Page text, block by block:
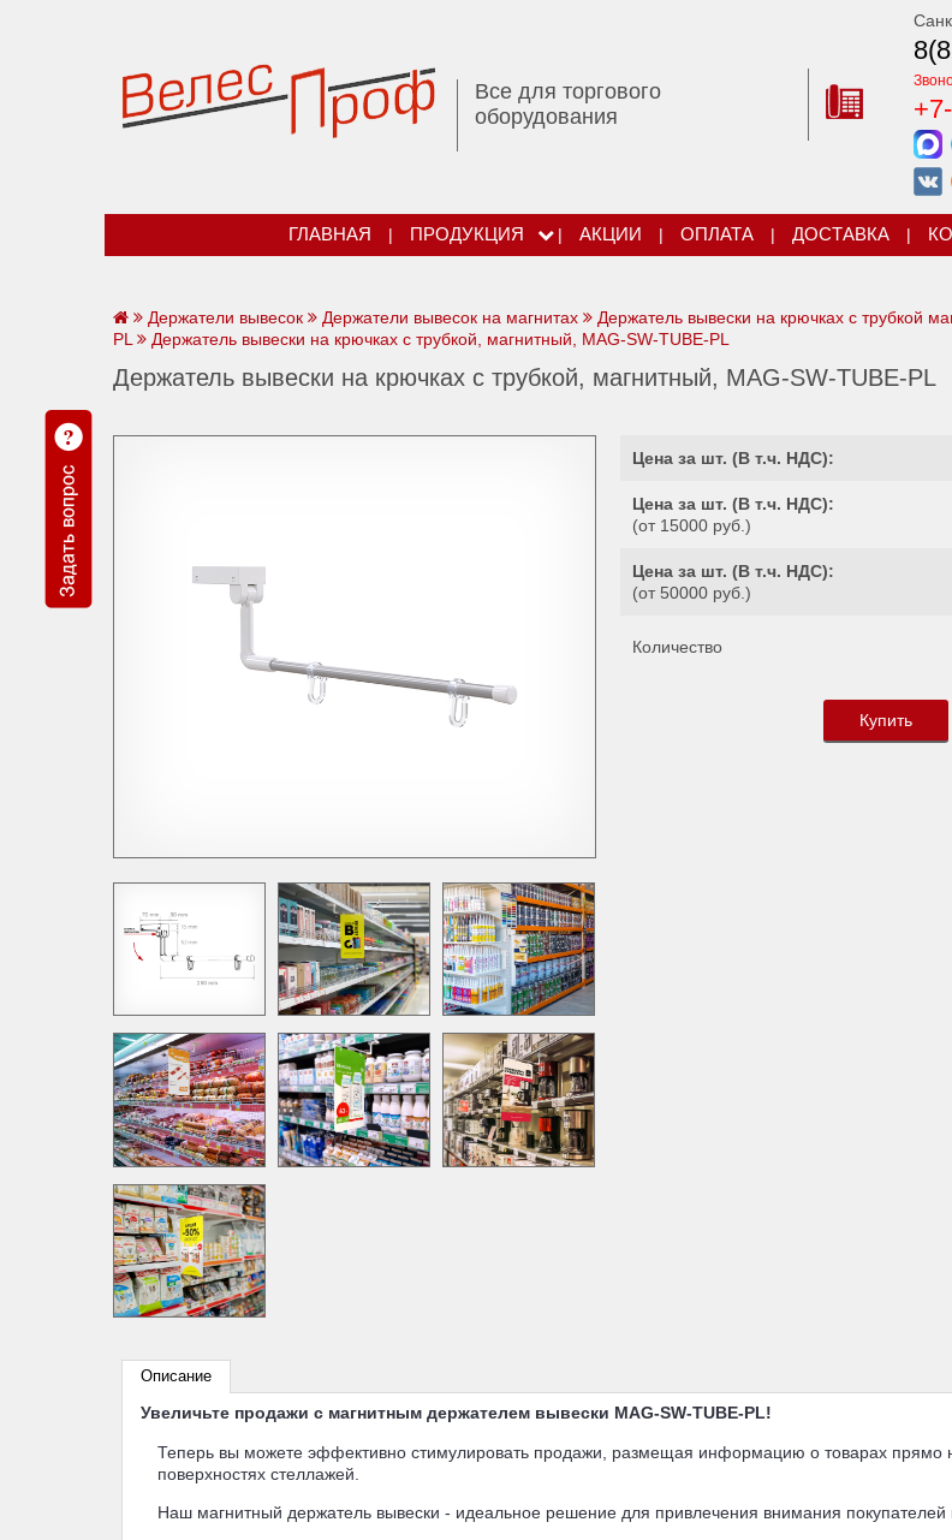
Все для торгового
оборудования
ГЛАВНАЯ | ПРОДУКЦИЯ | АКЦИИ | ОПЛАТА | ДОСТАВКА |
Держатели вывесок Держатели вывесок на магнитах
Держатель вывески на крючках с трубкой
PL
Держатель вывески на крючках с трубкой, магнитный, MAG-SW-TUBE-PL
Держатель вывески на крючках с трубкой, магнитный, MAG-SW-TUBE-PL
Цена за шт. (В т.ч. НДС):
Цена за шт. (В т.ч. НДС):
(от 15000 руб.)
Цена за шт. (В т.ч. НДС):
(от 50000 руб.)
Количество
Купить
Описание
Увеличьте продажи с магнитным держателем вывески MAG-SW-TUBE-PL!
Теперь вы можете эффективно стимулировать продажи, размещая информацию о товарах прямо
поверхностях стеллажей.
Наш магнитный держатель вывески - идеальное решение для привлечения внимания покупателей